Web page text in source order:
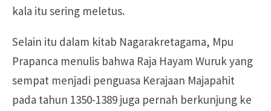
kala itu sering meletus.
Selain itu dalam kitab Nagarakretagama, Mpu
Prapanca menulis bahwa Raja Hayam Wuruk yang
sempat menjadi penguasa Kerajaan Majapahit
pada tahun 1350-1389 juga pernah berkunjung ke